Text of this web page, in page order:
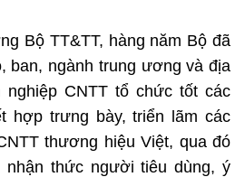
Bộ TT&TT, hàng năm Bộ đã
ban, ngành trung ương và địa
nghiệp CNTT tổ chức tốt các
hợp trưng bày, triển lãm các
thương hiệu Việt, qua đó
nhận thức người tiêu dùng, ý